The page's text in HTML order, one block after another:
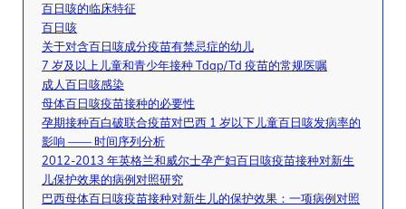
百日咳的临床特征
百日咳
关于对含百日咳成分疫苗有禁忌症的幼儿
7 岁及以上儿童和青少年接种 Tdap/Td 疫苗的常规医嘱
成人百日咳感染
母体百日咳疫苗接种的必要性
孕期接种百白破联合疫苗对巴西 1 岁以下儿童百日咳发病率的
影响 —— 时间序列分析
2012-2013 年英格兰和威尔士孕产妇百日咳疫苗接种对新生
儿保护效果的病例对照研究
巴西母体百日咳疫苗接种对新生儿的保护效果：一项病例对照